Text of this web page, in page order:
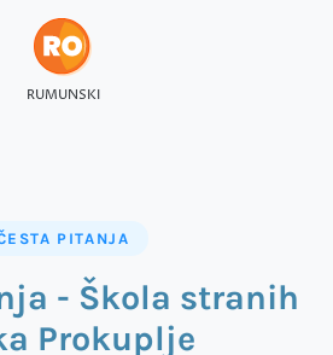
RUMUNSKI
PITANJA
- Škola stranih
Prokuplje